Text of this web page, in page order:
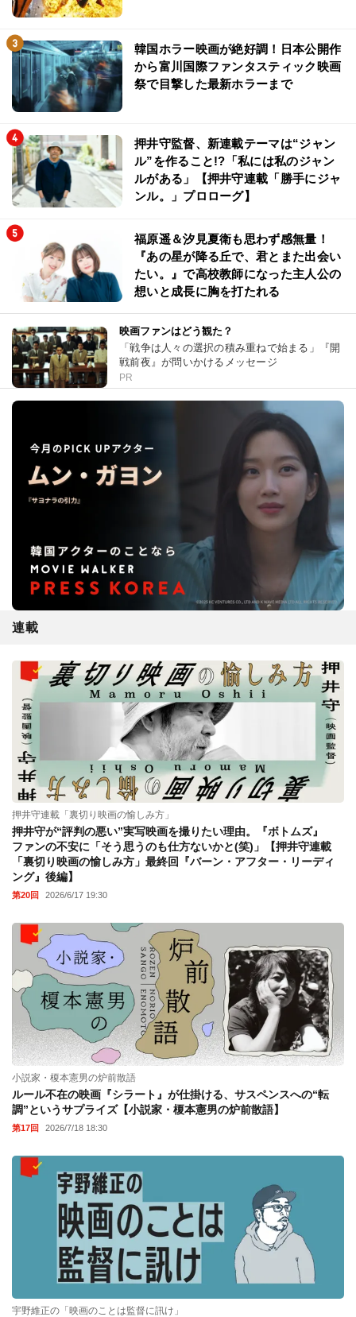
韓国ホラー映画が絶好調！日本公開作
から富川国際ファンタスティック映画
祭で目撃した最新ホラーまで
押井守監督、新連載テーマは“ジャン
ル”を作ること!?「私には私のジャン
ルがある」【押井守連載「勝手にジャ
ンル。」プロローグ】
福原遥＆汐見夏衛も思わず感無量！
『あの星が降る丘で、君とまた出会い
たい。』で高校教師になった主人公の
想いと成長に胸を打たれる
映画ファンはどう観た？
「戦争は人々の選択の積み重ねで始まる」『開
戦前夜』が問いかけるメッセージ
PR
連載
押井守連載「裏切り映画の愉しみ方」
押井守が“評判の悪い”実写映画を撮りたい理由。『ボトムズ』
ファンの不安に「そう思うのも仕方ないかと(笑)」【押井守連載
「裏切り映画の愉しみ方」最終回『バーン・アフター・リーディ
ング』後編】
第20回 2026/6/17 19:30
小説家・榎本憲男の炉前散語
ルール不在の映画『シラート』が仕掛ける、サスペンスへの“転
調”というサプライズ【小説家・榎本憲男の炉前散語】
第17回 2026/7/18 18:30
宇野維正の「映画のことは監督に訊け」